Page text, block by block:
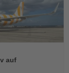
auf